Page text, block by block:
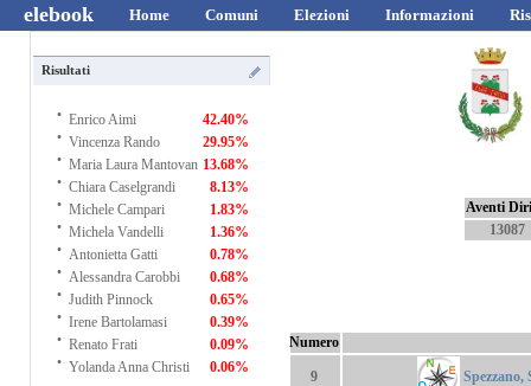
elebook Home Comuni Elezioni Informazioni
Risultati
· Enrico Aimi 42.40%
· Vincenza Rando 29.95%
· Maria Laura Mantovan 13.68%
· Chiara Caselgrandi 8.13%
· Michele Campari 1.83%
· Michela Vandelli 1.36%
· Antonietta Gatti 0.78%
· Alessandra Carobbi 0.68%
· Judith Pinnock 0.65%
· Irene Bartolamasi 0.39%
· Renato Frati 0.09%
· Yolanda Anna Christi 0.06%
Aventi
13087
Numero
9 Spezzano,